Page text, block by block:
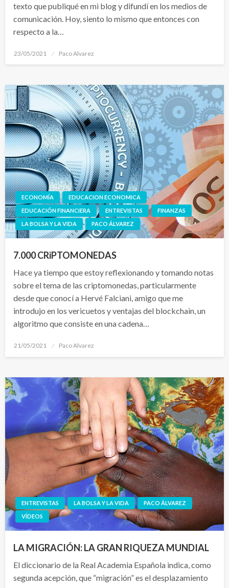
texto que publiqué en mi blog y difundí en los medios de
comunicación. Hoy, siento lo mismo que entonces con
respecto a la…
Publicado
23/05/2021 Paco Alvarez
ECONOMÍA
EDUCACION ECONOMICA
EDUCACIÓN FINANCIERA
ENTREVISTAS
FINANZAS
LA BOLSA Y LA VIDA
PACO ÁLVAREZ
7.000 CRiPTOMONEDAS
Hace ya tiempo que estoy reflexionando y tomando notas
sobre el tema de las criptomonedas, particularmente
desde que conocí a Hervé Falciani, amigo que me
introdujo en los vericuetos y ventajas del blockchain, un
algoritmo que consiste en una cadena…
Publicado
21/05/2021 Paco Alvarez
ENTREVISTAS LA BOLSA Y LA VIDA
PACO ÁLVAREZ
VÍDEOS
LA MIGRACIÓN: LA GRAN RIQUEZA MUNDIAL
El diccionario de la Real Academia Española indica, como
segunda acepción, que “migración” es el desplazamiento